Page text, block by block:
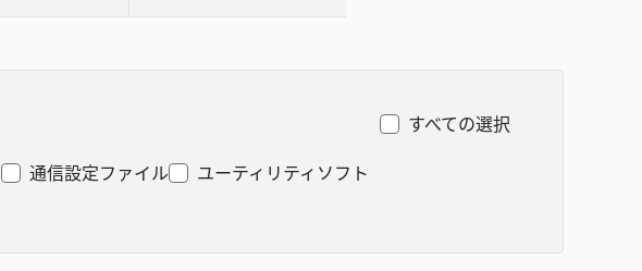
通信設定ファイル
ユーティリティソフト
すべての選択